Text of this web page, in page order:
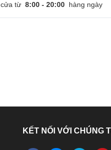
từ 8:00 - 20:00 hàng ngày
KẾT NỐI VỚI CHÚNG